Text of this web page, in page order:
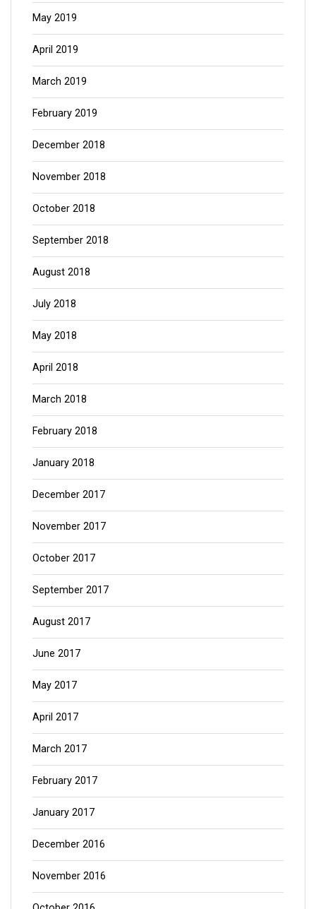
May 2019
April 2019
March 2019
February 2019
December 2018
November 2018
October 2018
September 2018
August 2018
July 2018
May 2018
April 2018
March 2018
February 2018
January 2018
December 2017
November 2017
October 2017
September 2017
August 2017
June 2017
May 2017
April 2017
March 2017
February 2017
January 2017
December 2016
November 2016